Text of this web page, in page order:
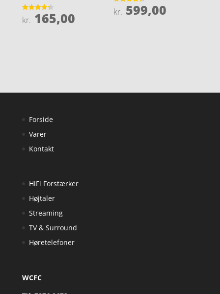
Vurderet
4.3
kr. 165,00
Vurderet
4.3
kr. 599,00
Forside
Varer
Kontakt
HiFi Forstærker
Højtaler
Streaming
TV & Surround
Høretelefoner
WCFC